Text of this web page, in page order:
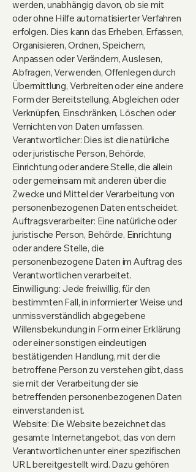
werden, unabhängig davon, ob sie mit
oder ohne Hilfe automatisierter Verfahren
erfolgen. Dies kann das Erheben, Erfassen,
Organisieren, Ordnen, Speichern,
Anpassen oder Verändern, Auslesen,
Abfragen, Verwenden, Offenlegen durch
Übermittlung, Verbreiten oder eine andere
Form der Bereitstellung, Abgleichen oder
Verknüpfen, Einschränken, Löschen oder
Vernichten von Daten umfassen.
Verantwortlicher: Dies ist die natürliche
oder juristische Person, Behörde,
Einrichtung oder andere Stelle, die allein
oder gemeinsam mit anderen über die
Zwecke und Mittel der Verarbeitung von
personenbezogenen Daten entscheidet.
Auftragsverarbeiter: Eine natürliche oder
juristische Person, Behörde, Einrichtung
oder andere Stelle, die
personenbezogene Daten im Auftrag des
Verantwortlichen verarbeitet.
Einwilligung: Jede freiwillig, für den
bestimmten Fall, in informierter Weise und
unmissverständlich abgegebene
Willensbekundung in Form einer Erklärung
oder einer sonstigen eindeutigen
bestätigenden Handlung, mit der die
betroffene Person zu verstehen gibt, dass
sie mit der Verarbeitung der sie
betreffenden personenbezogenen Daten
einverstanden ist.
Website: Die Website bezeichnet das
gesamte Internetangebot, das von dem
Verantwortlichen unter einer spezifischen
URL bereitgestellt wird. Dazu gehören